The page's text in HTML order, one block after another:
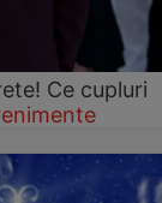
Ce cupluri